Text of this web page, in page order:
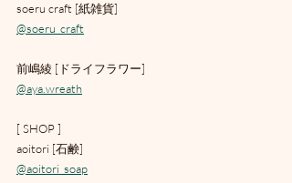
soeru craft [紙雑貨]
@soeru_craft
前嶋綾 [ドライフラワー]
@aya.wreath
[ SHOP ]
aoitori [石鹸]
@aoitori_soap